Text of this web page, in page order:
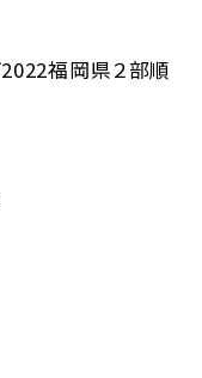
福岡県２部順